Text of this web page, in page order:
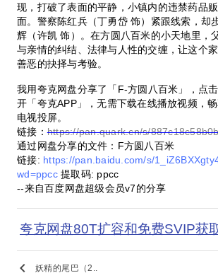
现，打破了表面的平静，小镇内的违禁药品
面。警察陈红兵（丁勇岱 饰）紧跟线索，却
辉（许凯 饰）。在方圆八百米的小天地里，
与亲情的纠结、法律与人性的交缠，让这个
善恶的抉择与考验。
我用夸克网盘分享了「F-方圆八百米」，点
开「夸克APP」，无需下载在线播放视频，
电视投屏。
链接：https://pan.quark.cn/s/
通过网盘分享的文件：F方圆八百米
链接: https://pan.baidu.com/s/
wd=ppcc提取码: ppcc
--来自百度网盘超级会员v7的分享
夸克网盘80T扩容和免费SVIP获
keyboard_arrow_left 妖精的尾巴（2..